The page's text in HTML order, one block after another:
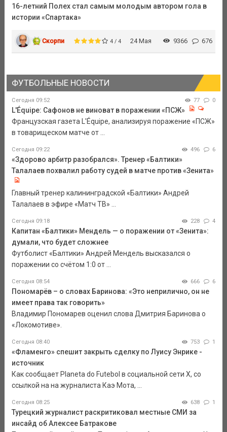
16-летний Полех стал самым молодым автором гола в
истории «Спартака»
Скорпи 4 / 4 24 Мая 9366 676
ФУТБОЛЬНЫЕ НОВОСТИ
Сегодня 09:52 77 0
L'Équipe: Сафонов не виноват в поражении «ПСЖ»
Французская газета L'Équipe, анализируя поражение «ПСЖ»
в товарищеском матче от ...
Сегодня 09:22 496 6
«Здорово арбитр разобрался». Тренер «Балтики»
Талалаев похвалил работу судей в матче против «Зенита»
Главный тренер калининградской «Балтики» Андрей
Талалаев в эфире «Матч ТВ» ...
Сегодня 09:18 228 4
Капитан «Балтики» Мендель — о поражении от «Зенита»:
думали, что будет сложнее
Футболист «Балтики» Андрей Мендель высказался о
поражении со счётом 1:0 от ...
Сегодня 08:54 666 6
Пономарёв – о словах Баринова: «Это неприлично, он не
имеет права так говорить»
Владимир Пономарев оценил слова Дмитрия Баринова о
«Локомотиве».
Сегодня 08:40 753 1
«Фламенго» спешит закрыть сделку по Луису Энрике -
источник
Как сообщает Planeta do Futebol в социальной сети Х, со
ссылкой на на журналиста Каэ Мота, ...
Сегодня 08:25 638 1
Турецкий журналист раскритиковал местные СМИ за
инсайд об Алексее Батракове